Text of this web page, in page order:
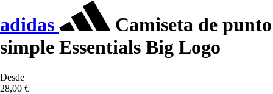
adidas
Camiseta de punto
simple Essentials Big Logo
Desde
28,00 €